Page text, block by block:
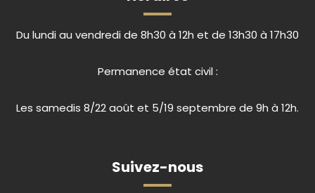
Du lundi au vendredi de 8h30 à 12h et de 13h30 à 17h30
Permanence état civil :
Les samedis 8/22 août et 5/19 septembre de 9h à 12h.
Suivez-nous